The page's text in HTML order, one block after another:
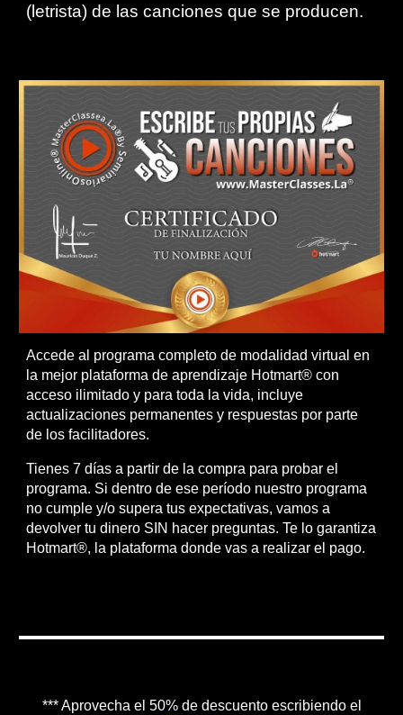
(letrista) de las canciones que se producen.
Accede al programa completo de modalidad virtual en
la mejor plataforma de aprendizaje Hotmart® con
acceso ilimitado y para toda la vida, incluye
actualizaciones permanentes y respuestas por parte
de los facilitadores.
Tienes 7 días a partir de la compra para probar el
programa. Si dentro de ese período nuestro programa
no cumple y/o supera tus expectativas, vamos a
devolver tu dinero SIN hacer preguntas. Te lo garantiza
Hotmart®, la plataforma donde vas a realizar el pago.
*** Aprovecha el 50% de descuento escribiendo el